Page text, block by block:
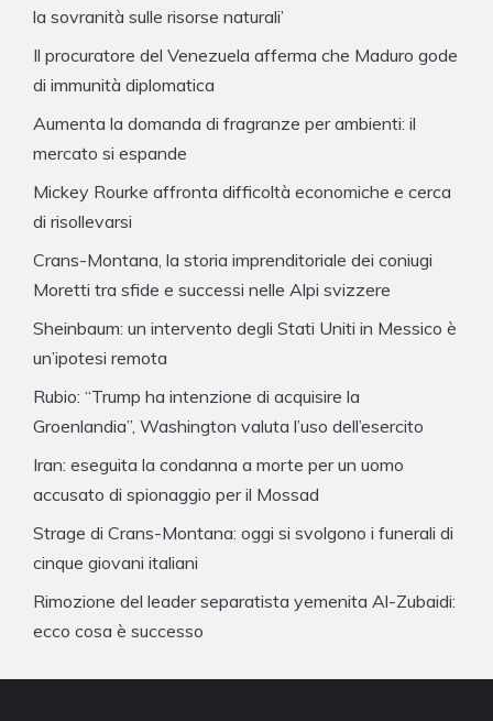
la sovranità sulle risorse naturali’
Il procuratore del Venezuela afferma che Maduro gode
di immunità diplomatica
Aumenta la domanda di fragranze per ambienti: il
mercato si espande
Mickey Rourke affronta difficoltà economiche e cerca
di risollevarsi
Crans-Montana, la storia imprenditoriale dei coniugi
Moretti tra sfide e successi nelle Alpi svizzere
Sheinbaum: un intervento degli Stati Uniti in Messico è
un’ipotesi remota
Rubio: “Trump ha intenzione di acquisire la
Groenlandia”, Washington valuta l’uso dell’esercito
Iran: eseguita la condanna a morte per un uomo
accusato di spionaggio per il Mossad
Strage di Crans-Montana: oggi si svolgono i funerali di
cinque giovani italiani
Rimozione del leader separatista yemenita Al-Zubaidi:
ecco cosa è successo